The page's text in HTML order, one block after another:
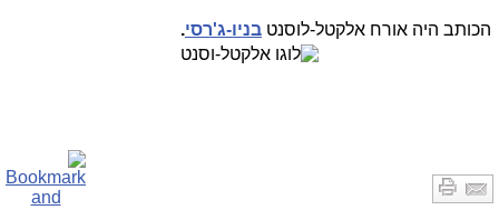
הכותב היה אורח אלקטל-לוסנט בניו-ג'רסי.